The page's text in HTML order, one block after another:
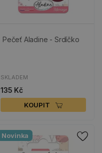
Pečeť Aladine - Srdíčko
SKLADEM
135 Kč
KOUPIT
Novinka